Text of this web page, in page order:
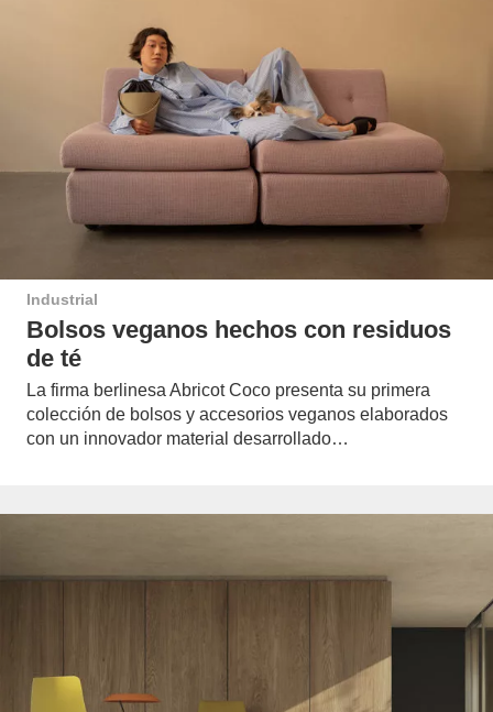
Industrial
Bolsos veganos hechos con residuos
de té
La firma berlinesa Abricot Coco presenta su primera
colección de bolsos y accesorios veganos elaborados
con un innovador material desarrollado…